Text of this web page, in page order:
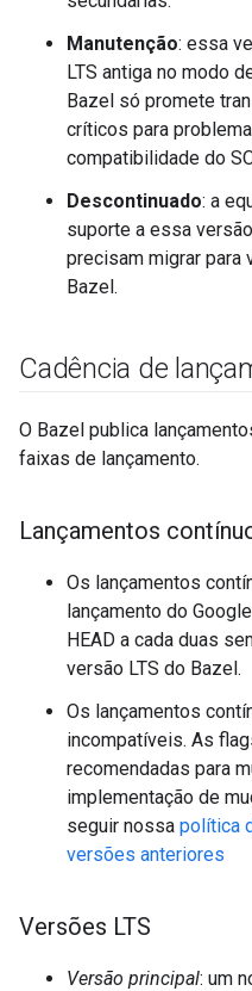
Manutenção: essa
LTS antiga no modo
Bazel só promete
críticos para
compatibilidade do
Descontinuado: a
suporte a essa
precisam migrar para
Bazel.
Cadência de
O Bazel publica
faixas de lançamento.
Lançamentos
Os lançamentos
lançamento do
HEAD a cada duas
versão LTS do Bazel.
Os lançamentos
incompatíveis. As
recomendadas para
implementação de
seguir nossa política
versões anteriores
Versões LTS
Versão principal: um